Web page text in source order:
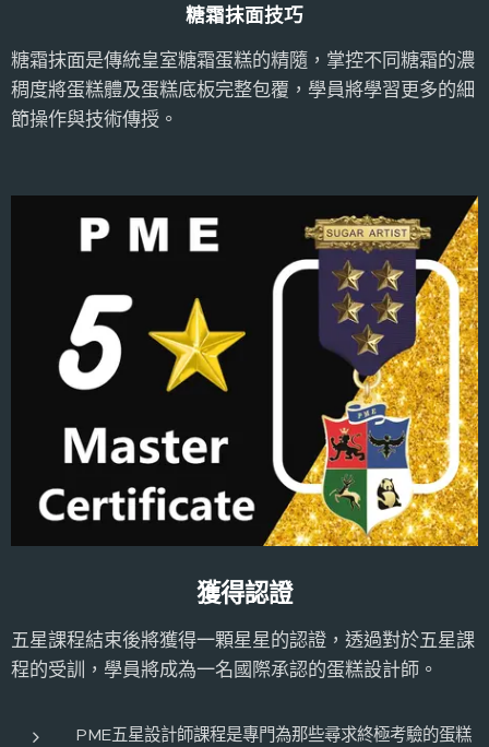
糖霜抹面技巧
糖霜抹面是傳統皇室糖霜蛋糕的精隨，掌控不同糖霜的濃
稠度將蛋糕體及蛋糕底板完整包覆，學員將學習更多的細
節操作與技術傳授。
獲得認證
五星課程結束後將獲得一顆星星的認證，透過對於五星課
程的受訓，學員將成為一名國際承認的蛋糕設計師。
PME五星設計師課程是專門為那些尋求終極考驗的蛋糕